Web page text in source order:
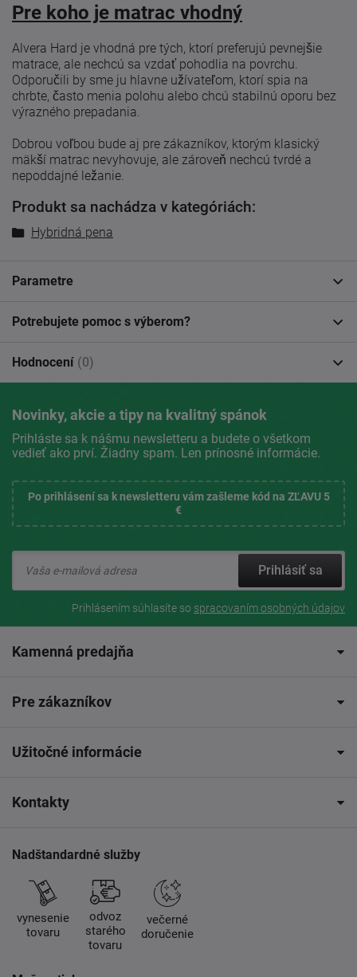
Pre koho je matrac vhodný
Alvera Hard je vhodná pre tých, ktorí preferujú pevnejšie
matrace, ale nechcú sa vzdať pohodlia na povrchu.
Odporučili by sme ju hlavne užívateľom, ktorí spia na
chrbte, často menia polohu alebo chcú stabilnú oporu bez
výrazného prepadania.
Dobrou voľbou bude aj pre zákazníkov, ktorým klasický
mäkší matrac nevyhovuje, ale zároveň nechcú tvrdé a
nepoddajné ležanie.
Produkt sa nachádza v kategóriách:
Hybridná pena
Parametre
Potrebujete pomoc s výberom?
Hodnocení (0)
Novinky, akcie a tipy na kvalitný spánok
Prihláste sa k nášmu newsletteru a budete o všetkom
vedieť ako prví. Žiadny spam. Len prínosné informácie.
Po prihlásení sa k newsletteru vám zašleme kód na ZĽAVU 5
€
Prihlásiť sa
Prihlásením súhlasíte so spracovaním osobných údajov
Kamenná predajňa
Pre zákazníkov
Užitočné informácie
Kontakty
Nadštandardné služby
vynesenie
tovaru
odvoz
starého
tovaru
večerné
doručenie